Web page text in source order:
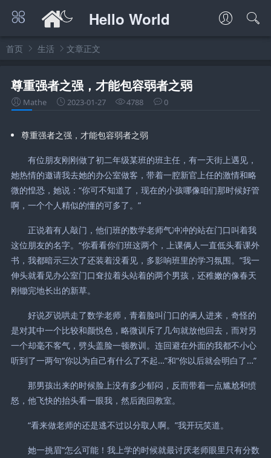
Hello World
首页 生活 文章正文
尊重强者之强，才能包容弱者之弱
Mathe 2023-01-27 4788 0
尊重强者之强，才能包容弱者之弱
有位朋友刚刚做了初二年级某班的班主任，有一天街上遇见，
她热情的邀请我去她的办公室做客，带着一腔新官上任的激情和略
微的惶恐，她说：“你可不知道了，现在的小孩哪像咱们那时候好管
啊，一个个人精似的懂的可多了。”
正说着有人敲门，他们班的数学老师气冲冲的站在门口叫着我
这位朋友的名字。“你看看你们班这两个，上课俩人一直低头看课外
书，我都暗示三次了还装着没看见，多影响班里的学习氛围。”我一
伸头就看见办公室门口耷拉着头站着的两个男孩，还稚嫩的像春天
刚锄完地长出的新草。
好说歹说哄走了数学老师，青着脸叫门口的俩人进来，奇怪的
是对其中一个比较和颜悦色，略微训斥了几句就放他回去，而对另
一个却毫不客气，劈头盖脸一顿教训。连回避在外面的我都不小心
听到了一两句“你以为自己有什么了不起…”和“你以后就会明白了…”
那男孩出来的时候脸上没有多少郁闷，反而带着一点尴尬和愤
怒，他飞快的抬头看一眼我，然后跑回教室。
“看来做老师的还是逃不过以分取人啊。”我开玩笑道。
她一挑眉“怎么可能！我上学的时候就最讨厌老师眼里只有分数